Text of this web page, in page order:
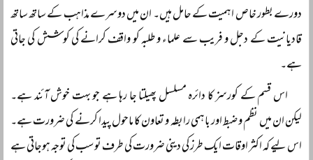
دورے بطور خاص اہمیت کے حامل ہیں۔ ان میں دوسرے مذاہب کے ساتھ ساتھ
قادیانیت کے دجل و فریب سے علماء و طلبہ کو واقف کرانے کی کوشش کی جاتی
ہے۔
اس قسم کے کورسز کا دائرہ مسلسل پھیلتا جا رہا ہے جو بہت خوش آئند ہے۔
لیکن ان میں نظم و ضبط اور باہمی رابطہ و تعاون کا ماحول پیدا کرنے کی ضرورت ہے۔
اس لیے کہ اکثر اوقات ایک طرز کی دینی ضرورت کی طرف تو سب کی توجہ ہوجاتی ہے